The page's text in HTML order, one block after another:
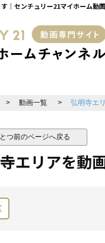
｜センチュリー21マイホーム動
動画一覧 弘明寺エ
つ前のページへ戻る
エリアを動